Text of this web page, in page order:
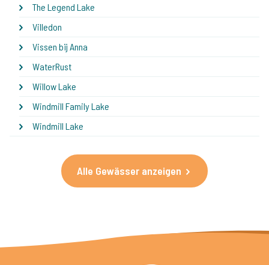
The Legend Lake
Villedon
Vissen bij Anna
WaterRust
Willow Lake
Windmill Family Lake
Windmill Lake
Alle Gewässer anzeigen